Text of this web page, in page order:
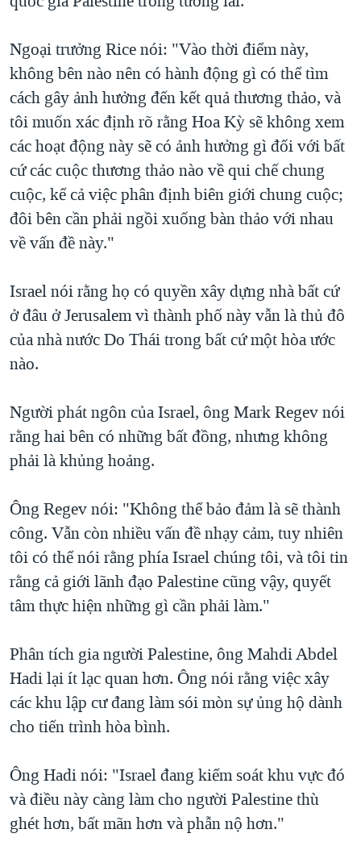
Ngoại trưởng Rice nói: "Vào thời điểm này,
không bên nào nên có hành động gì có thể tìm
cách gây ảnh hưởng đến kết quả thương thảo, và
tôi muốn xác định rõ rằng Hoa Kỳ sẽ không xem
các hoạt động này sẽ có ảnh hưởng gì đối với bất
cứ các cuộc thương thảo nào về qui chế chung
cuộc, kể cả việc phân định biên giới chung cuộc;
đôi bên cần phải ngồi xuống bàn thảo với nhau
về vấn đề này."
Israel nói rằng họ có quyền xây dựng nhà bất cứ
ở đâu ở Jerusalem vì thành phố này vẫn là thủ đô
của nhà nước Do Thái trong bất cứ một hòa ước
nào.
Người phát ngôn của Israel, ông Mark Regev nói
rằng hai bên có những bất đồng, nhưng không
phải là khủng hoảng.
Ông Regev nói: "Không thể bảo đảm là sẽ thành
công. Vẫn còn nhiều vấn đề nhạy cảm, tuy nhiên
tôi có thể nói rằng phía Israel chúng tôi, và tôi tin
rằng cả giới lãnh đạo Palestine cũng vậy, quyết
tâm thực hiện những gì cần phải làm."
Phân tích gia người Palestine, ông Mahdi Abdel
Hadi lại ít lạc quan hơn. Ông nói rằng việc xây
các khu lập cư đang làm sói mòn sự ủng hộ dành
cho tiến trình hòa bình.
Ông Hadi nói: "Israel đang kiểm soát khu vực đó
và điều này càng làm cho người Palestine thù
ghét hơn, bất mãn hơn và phẫn nộ hơn."